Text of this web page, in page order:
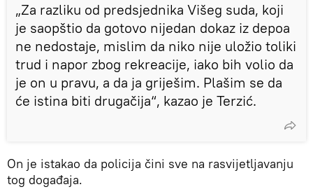
„Za razliku od predsjednika Višeg suda, koji
je saopštio da gotovo nijedan dokaz iz depoa
ne nedostaje, mislim da niko nije uložio toliki
trud i napor zbog rekreacije, iako bih volio da
je on u pravu, a da ja griješim. Plašim se da
će istina biti drugačija“, kazao je Terzić.
On je istakao da policija čini sve na rasvijetljavanju
tog događaja.